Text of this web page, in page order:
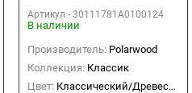
Артикул - 30111781A0100124
В наличии
Производитель: Polarwood
Коллекция: Классик
Цвет: Классический/Древесный